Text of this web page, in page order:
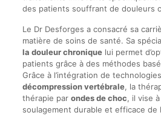
des patients souffrant de douleurs
Le Dr Desforges a consacré sa
matière de soins de santé. Sa
la douleur chroniquelui permet
patients grâce à des méthodes
Grâce à l’intégration de
décompression vertébrale, la
thérapie par ondes de choc, il vise
soulagement durable et efficace de